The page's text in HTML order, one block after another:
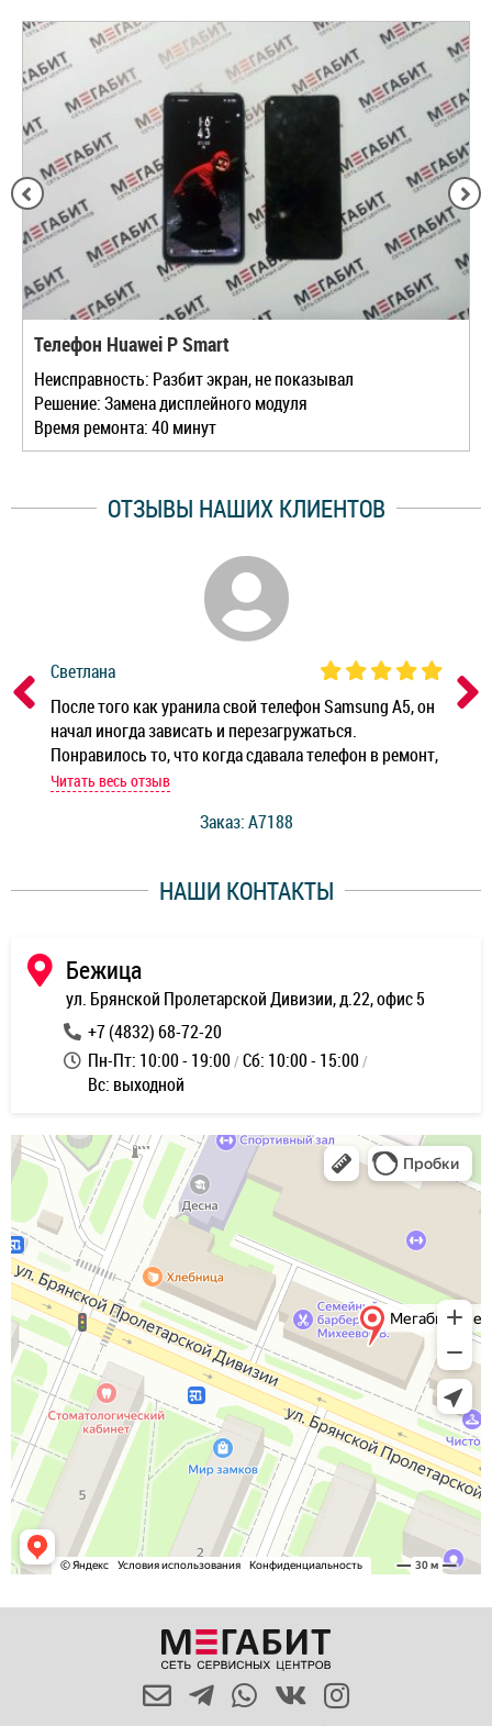
Телефон Huawei P Smart
Неисправность: Разбит экран, не показывал
Решение: Замена дисплейного модуля
Время ремонта: 40 минут
ОТЗЫВЫ НАШИХ КЛИЕНТОВ
Светлана
После того как уранила свой телефон Samsung A5, он
начал иногда зависать и перезагружаться.
Понравилось то, что когда сдавала телефон в ремонт,
мастер при мне сделал быструю диагностику и сказал
работы и оперативность!
Читать весь отзыв
Заказ: A7188
НАШИ КОНТАКТЫ
Бежица
ул. Брянской Пролетарской Дивизии, д.22, офис 5
+7 (4832) 68-72-20
Пн-Пт: 10:00 - 19:00 Сб: 10:00 - 15:00
Вс: выходной